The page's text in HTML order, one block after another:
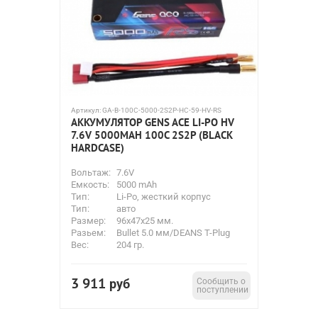
Артикул:GA-B-100C-5000-2S2P-HC-59-HV-RS
АККУМУЛЯТОР GENS ACE LI-PO HV
7.6V 5000MAH 100C 2S2P (BLACK
HARDCASE)
Вольтаж: 7.6V
Емкость:
5000 mAh
Тип:
Li-Po, жесткий корпус
Тип:
авто
Размер:
96x47x25 мм.
Разьем:
Bullet 5.0 мм/DEANS T-Plug
Вес:
204 гр.
3 911 руб
Сообщить о
поступлении